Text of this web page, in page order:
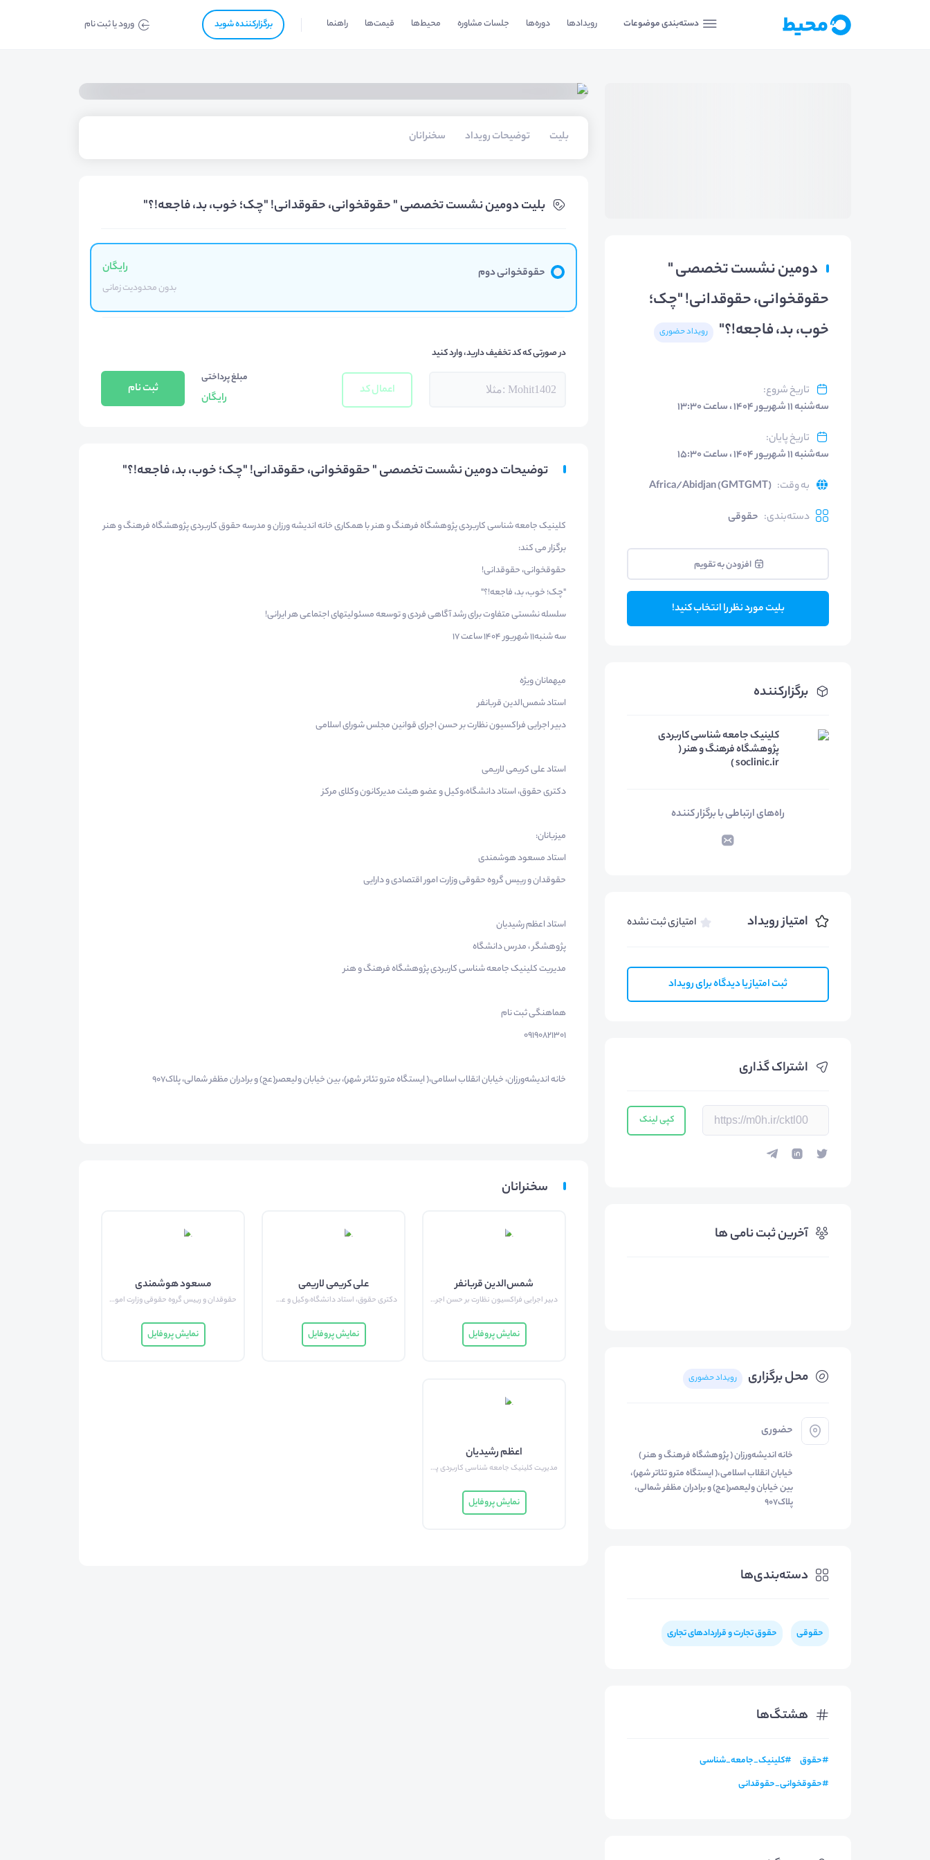
دسته‌بندی موضوعات رویدادها دوره‌ها جلسات مشاوره محیط‌ها قیمت‌ها راهنما برگزار‌‌کننده شوید ورود یا ثبت نام
دومین نشست تخصصی "
حقوقخوانی، حقوقدانی! "چک؛
خوب، بد، فاجعه!؟"
رویداد حضوری
تاریخ شروع:
سه‌شنبه ۱۱ شهریور ۱۴۰۴ ، ساعت ۱۳:۳۰
تاریخ پایان:
سه‌شنبه ۱۱ شهریور ۱۴۰۴ ، ساعت ۱۵:۳۰
به وقت:
Africa/Abidjan (GMTGMT)
دسته‌بندی: حقوقی
افزودن به تقویم
بلیت مورد نظر را انتخاب کنید!
برگزارکننده
کلینیک جامعه شناسی کاربردی
پژوهشگاه فرهنگ و هنر (
soclinic.ir )
راه‌های ارتباطی با برگزار کننده
امتیاز رویداد امتیازی ثبت نشده
ثبت امتیاز یا دیدگاه برای رویداد
اشتراک گذاری
کپی لینک
آخرین ثبت نامی ها
محل برگزاری رویداد حضوری
حضوری
خانه اندیشه‌ورزان ( پژوهشگاه فرهنگ و هنر )
خیابان انقلاب اسلامی،( ایستگاه مترو تئاتر شهر)،
بین خیابان ولیعصر(عج) و برادران مظفر شمالی،
پلاک۹٠۷
دسته‌بندی‌ها
حقوقی حقوق تجارت و قراردادهای تجاری
هشتگ‌ها
#حقوق #کلینیک_جامعه_شناسی
#حقوقخوانی_حقوقدانی
بلیت‌ توضیحات رویداد سخنرانان
بلیت‌ دومین نشست تخصصی " حقوقخوانی، حقوقدانی! "چک؛ خوب، بد، فاجعه!؟"
حقوقخوانی دوم رایگان
بدون محدودیت زمانی
در صورتی که کد تخفیف دارید، وارد کنید
اعمال کد
مبلغ پرداختی
رایگان
ثبت نام
توضیحات دومین نشست تخصصی " حقوقخوانی، حقوقدانی! "چک؛ خوب، بد، فاجعه!؟"
کلینیک جامعه شناسی کاربردی پژوهشگاه فرهنگ و هنر با همکاری خانه اندیشه ورزان و مدرسه حقوق کاربردی پژوهشگاه فرهنگ و هنر
برگزار می کند:
حقوقخوانی، حقوقدانی!
"چک؛ خوب، بد، فاجعه!؟"
سلسله نشستی متفاوت برای رشد آگاهی فردی و توسعه مسئولیتهای اجتماعی هر ایرانی!
سه شنبه11 شهریور 1404 ساعت 17
میهمانان ویژه
استاد شمس‌الدین قربانفر
دبیر اجرایی فراکسیون نظارت بر حسن اجرای قوانین مجلس شورای اسلامی
استاد علی کریمی لاریمی
دکتری حقوق، استاد دانشگاه،وکیل و عضو هیئت مدیرکانون وکلای مرکز
میزبانان:
استاد مسعود هوشمندی
حقوقدان و رییس گروه حقوقی وزارت امور اقتصادی و دارایی
استاد اعظم رشیدیان
پژوهشگر ، مدرس دانشگاه
مدیریت کلینیک جامعه شناسی کاربردی پژوهشگاه فرهنگ و هنر
هماهنگی ثبت نام
09190821301
خانه اندیشه‌ورزان، خیابان انقلاب اسلامی،( ایستگاه مترو تئاتر شهر)، بین خیابان ولیعصر(عج) و برادران مظفر شمالی، پلاک۹٠۷
سخنرانان
شمس‌الدین قربانفر
دبیر اجرایی فراکسیون نظارت بر حسن اجرای قوانین مجلس شورای اسلامی
نمایش پروفایل
علی کریمی لاریمی
دکتری حقوق، استاد دانشگاه،وکیل و عضو هیئت مدیرکانون وکلای مرکز
نمایش پروفایل
مسعود هوشمندی
حقوقدان و رییس گروه حقوقی وزارت امور اقتصادی و دارایی
نمایش پروفایل
اعظم رشیدیان
مدیریت کلینیک جامعه شناسی کاربردی پژوهشگاه فرهنگ و هنر
نمایش پروفایل